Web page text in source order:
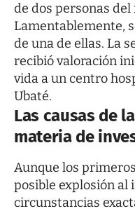
de dos personas
Lamentablemente,
de una de ellas. La
recibió valoración
vida a un centro
Ubaté.
Las causas de
materia de
Aunque los
posible explosión al
circunstancias